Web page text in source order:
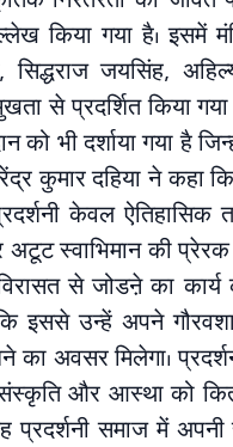
किया गया है। इसमें
जयसिंह,
से प्रदर्शित किया
भी दर्शाया गया है
कुमार दहिया ने
केवल ऐतिहासिक
अटूट स्वाभिमान की
से जोडऩे का
इससे उन्हें अपने
अवसर मिलेगा।
और आस्था को
समाज में